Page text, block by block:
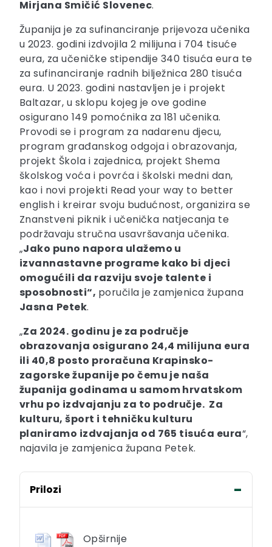
Mirjana Smičić Slovenec.
Županija je za sufinanciranje prijevoza učenika
u 2023. godini izdvojila 2 milijuna i 704 tisuće
eura, za učeničke stipendije 340 tisuća eura te
za sufinanciranje radnih bilježnica 280 tisuća
eura. U 2023. godini nastavljen je i projekt
Baltazar, u sklopu kojeg je ove godine
osigurano 149 pomoćnika za 181 učenika.
Provodi se i program za nadarenu djecu,
program građanskog odgoja i obrazovanja,
projekt Škola i zajednica, projekt Shema
školskog voća i povrća i školski medni dan,
kao i novi projekti Read your way to better
english i kreirar svoju budućnost, organizira se
Znanstveni piknik i učenička natjecanja te
podržavaju stručna usavršavanja učenika.
„Jako puno napora ulažemo u
izvannastavne programe kako bi djeci
omogućili da razviju svoje talente i
sposobnosti“, poručila je zamjenica župana
Jasna Petek.
„Za 2024. godinu je za područje
obrazovanja osigurano 24,4 milijuna eura
ili 40,8 posto proračuna Krapinsko-
zagorske županije po čemu je naša
županija godinama u samom hrvatskom
vrhu po izdvajanju za to područje. Za
kulturu, šport i tehničku kulturu
planiramo izdvajanja od 765 tisuća eura“,
najavila je zamjenica župana Petek.
Prilozi
Opširnije